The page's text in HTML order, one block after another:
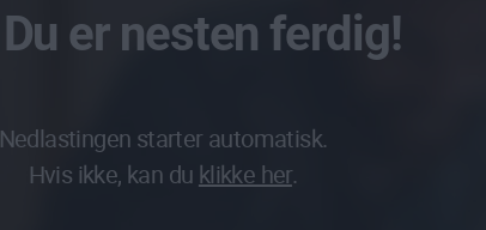
Du er nesten ferdig!
Nedlastingen starter automatisk.
Hvis ikke, kan du klikke her.